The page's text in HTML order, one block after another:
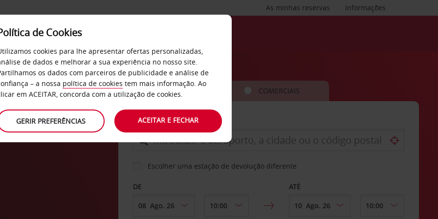
Informações
As minhas reservas
SERVIÇOS EMPRESAS
CARRO COMERCIAIS
LEVANTAR EM
Escolher uma estação de devolução diferente
DE ATÉ
de Cookies
cookies para lhe apresentar ofertas personalizadas,
de dados e melhorar a sua experiência no nosso site.
os dados com parceiros de publicidade e análise de
– a nossa política de cookies tem mais informação. Ao
em ACEITAR, concorda com a utilização de cookies.
GERIR PREFERÊNCIAS ACEITAR E FECHAR